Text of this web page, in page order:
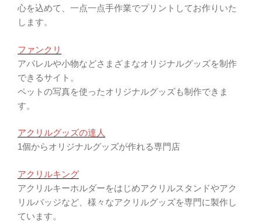
心を込めて、一点一点手作業でプリントしてお作りいた
します。
ファンクリ
アパレルや小物などさまざまなオリジナルグッズを制作
できるサイト。
ペットの写真を使ったオリジナルグッズも制作できま
す。
アクリルグッズの達人
1個からオリジナルグッズが作れる専門店
アクリルキング
アクリルキーホルダーをはじめアクリルスタンドやアク
リルバッジなど、様々なアクリルグッズを専門に製作し
ています。